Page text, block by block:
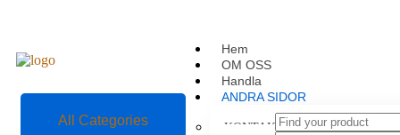
Hem
OM OSS
Handla
ANDRA SIDOR
KONTAKTA
All Categories